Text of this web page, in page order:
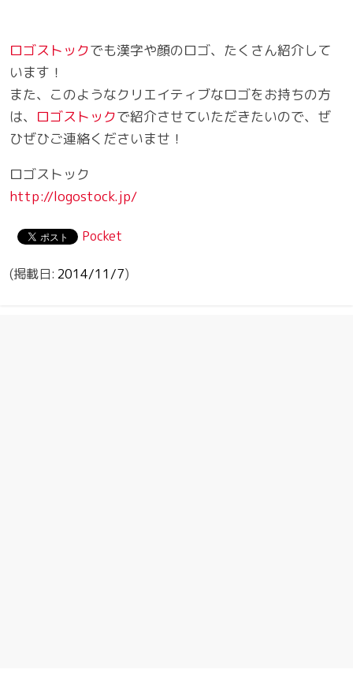
ロゴストックでも漢字や顔のロゴ、たくさん紹介して
います！
また、このようなクリエイティブなロゴをお持ちの方
は、 ロゴストックで紹介させていただきたいので、ぜ
ひぜひご連絡くださいませ！
ロゴストック
http://logostock.jp/
Pocket
2014/11/7